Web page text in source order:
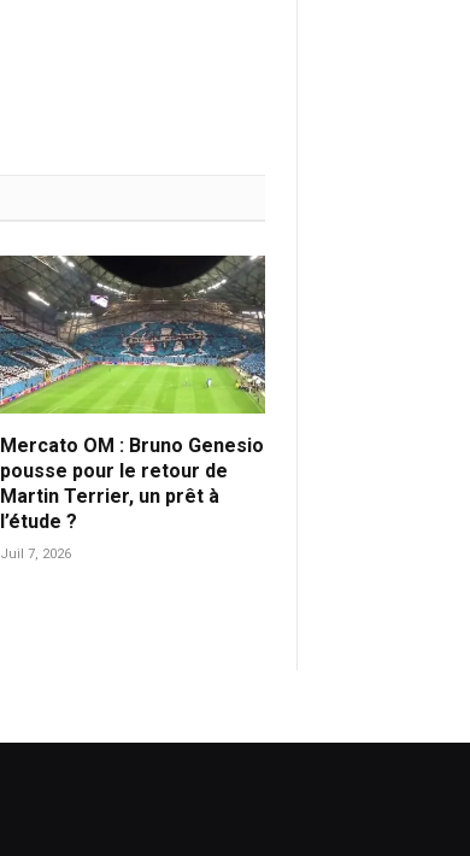
Mercato OM : Bruno Genesio
pousse pour le retour de
Martin Terrier, un prêt à
l’étude ?
Juil 7, 2026